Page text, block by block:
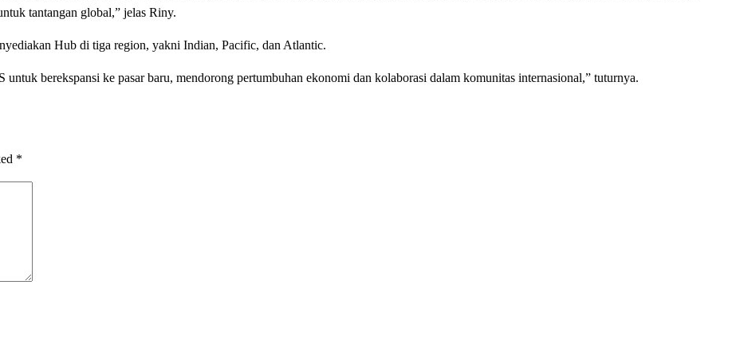
tantangan global,” jelas Riny.
Hub di tiga region, yakni Indian, Pacific, dan Atlantic.
berekspansi ke pasar baru, mendorong pertumbuhan ekonomi dan kolaborasi dalam komunitas internasional,” tuturnya.
*